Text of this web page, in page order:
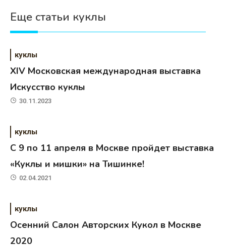
Еще статьи куклы
куклы
XIV Московская международная выставка
Искусство куклы
30.11.2023
куклы
C 9 по 11 апреля в Москве пройдет выставка
«Куклы и мишки» на Тишинке!
02.04.2021
куклы
Осенний Салон Авторских Кукол в Москве
2020